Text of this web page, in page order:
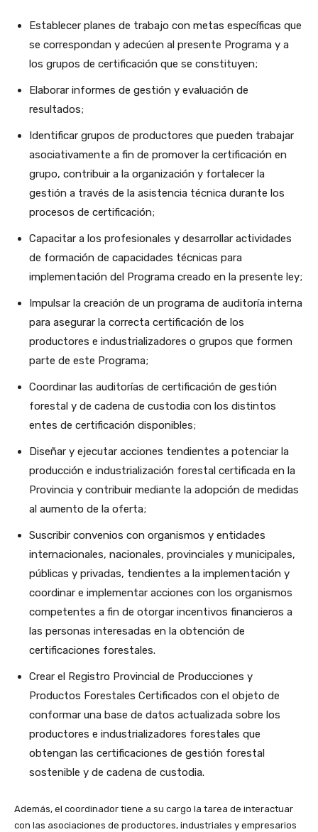
Establecer planes de trabajo con metas específicas que
se correspondan y adecúen al presente Programa y a
los grupos de certificación que se constituyen;
Elaborar informes de gestión y evaluación de
resultados;
Identificar grupos de productores que pueden trabajar
asociativamente a fin de promover la certificación en
grupo, contribuir a la organización y fortalecer la
gestión a través de la asistencia técnica durante los
procesos de certificación;
Capacitar a los profesionales y desarrollar actividades
de formación de capacidades técnicas para
implementación del Programa creado en la presente ley;
Impulsar la creación de un programa de auditoría interna
para asegurar la correcta certificación de los
productores e industrializadores o grupos que formen
parte de este Programa;
Coordinar las auditorías de certificación de gestión
forestal y de cadena de custodia con los distintos
entes de certificación disponibles;
Diseñar y ejecutar acciones tendientes a potenciar la
producción e industrialización forestal certificada en la
Provincia y contribuir mediante la adopción de medidas
al aumento de la oferta;
Suscribir convenios con organismos y entidades
internacionales, nacionales, provinciales y municipales,
públicas y privadas, tendientes a la implementación y
coordinar e implementar acciones con los organismos
competentes a fin de otorgar incentivos financieros a
las personas interesadas en la obtención de
certificaciones forestales.
Crear el Registro Provincial de Producciones y
Productos Forestales Certificados con el objeto de
conformar una base de datos actualizada sobre los
productores e industrializadores forestales que
obtengan las certificaciones de gestión forestal
sostenible y de cadena de custodia.
Además, el coordinador tiene a su cargo la tarea de interactuar
con las asociaciones de productores, industriales y empresarios